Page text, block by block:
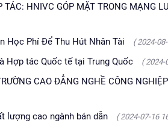
HNIVC GÓP MẶT TRONG MẠNG
Học Phí Để Thu Hút Nhân Tài ( 2024-
Hợp tác Quốc tế tại Trung Quốc ( 2024-
CAO ĐẲNG NGHỀ CÔNG
lượng cao ngành bán dẫn ( 2024-07-16